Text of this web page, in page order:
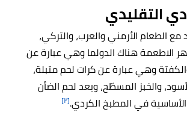
التقليدي
مع الطعام الأرمني والعرب، والتركي،
الاطعمة هناكالدولما وهي عبارة عن
وهي عبارة عن كرات لحم متبلة،
والخبز المسطّح، ويعد لحم الضأن
في المطبخ الكردي.[٢]